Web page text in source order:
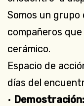
Somos un grupo
compañeros​
cerámico.
Espacio de
días del
•